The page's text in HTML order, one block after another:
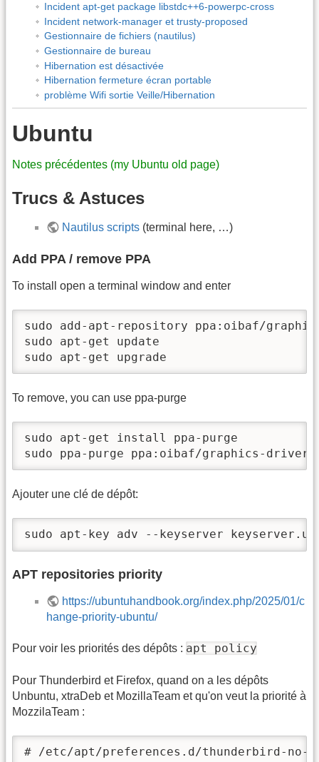
Incident apt-get package libstdc++6-powerpc-cross
Incident network-manager et trusty-proposed
Gestionnaire de fichiers (nautilus)
Gestionnaire de bureau
Hibernation est désactivée
Hibernation fermeture écran portable
problème Wifi sortie Veille/Hibernation
Ubuntu
Notes précédentes (my Ubuntu old page)
Trucs & Astuces
Nautilus scripts (terminal here, …)
Add PPA / remove PPA
To install open a terminal window and enter
sudo add-apt-repository ppa:oibaf/
sudo apt-get update
sudo apt-get upgrade
To remove, you can use ppa-purge
sudo apt-get install ppa-purge
sudo ppa-purge ppa:oibaf/graphics-drivers
Ajouter une clé de dépôt:
sudo apt-key adv --keyserver
APT repositories priority
https://ubuntuhandbook.org/index.php/2025/01/c
hange-priority-ubuntu/
Pour voir les priorités des dépôts : apt policy
Pour Thunderbird et Firefox, quand on a les dépôts
Unbuntu, xtraDeb et MozillaTeam et qu'on veut la priorité à
MozzilaTeam :
# /etc/apt/preferences.d/thunderbird-no-